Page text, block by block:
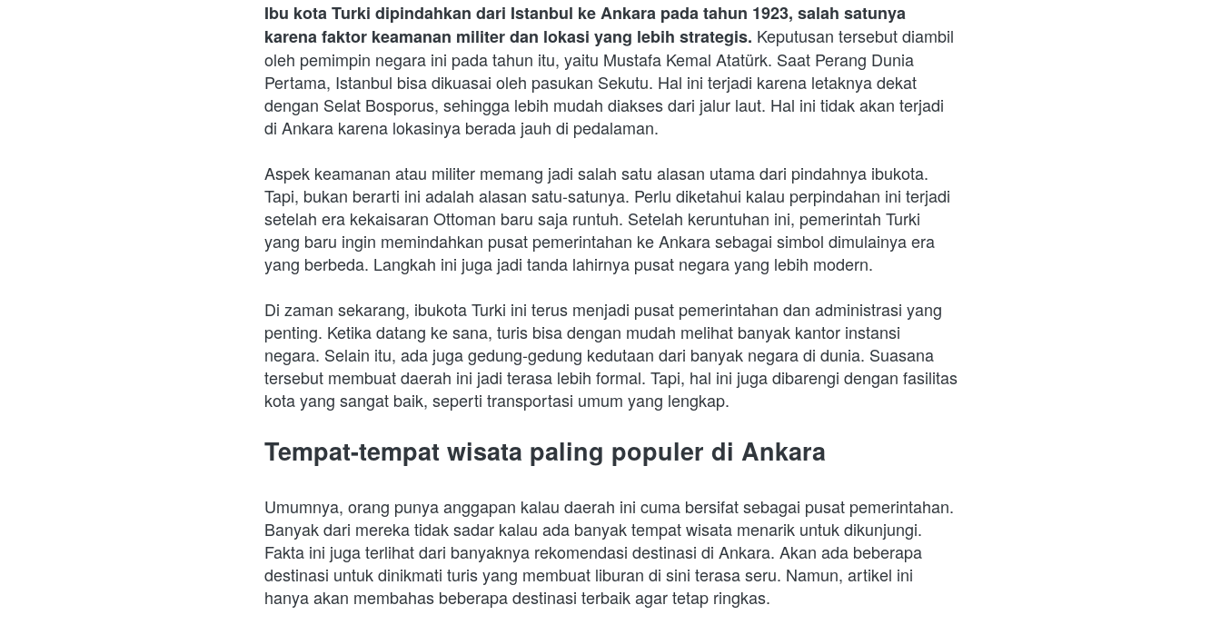
Ibu kota Turki dipindahkan dari Istanbul ke Ankara pada tahun 1923, salah satunya
karena faktor keamanan militer dan lokasi yang lebih strategis. Keputusan tersebut diambil
oleh pemimpin negara ini pada tahun itu, yaitu Mustafa Kemal Atatürk. Saat Perang Dunia
Pertama, Istanbul bisa dikuasai oleh pasukan Sekutu. Hal ini terjadi karena letaknya dekat
dengan Selat Bosporus, sehingga lebih mudah diakses dari jalur laut. Hal ini tidak akan terjadi
di Ankara karena lokasinya berada jauh di pedalaman.
Aspek keamanan atau militer memang jadi salah satu alasan utama dari pindahnya ibukota.
Tapi, bukan berarti ini adalah alasan satu-satunya. Perlu diketahui kalau perpindahan ini terjadi
setelah era kekaisaran Ottoman baru saja runtuh. Setelah keruntuhan ini, pemerintah Turki
yang baru ingin memindahkan pusat pemerintahan ke Ankara sebagai simbol dimulainya era
yang berbeda. Langkah ini juga jadi tanda lahirnya pusat negara yang lebih modern.
Di zaman sekarang, ibukota Turki ini terus menjadi pusat pemerintahan dan administrasi yang
penting. Ketika datang ke sana, turis bisa dengan mudah melihat banyak kantor instansi
negara. Selain itu, ada juga gedung-gedung kedutaan dari banyak negara di dunia. Suasana
tersebut membuat daerah ini jadi terasa lebih formal. Tapi, hal ini juga dibarengi dengan fasilitas
kota yang sangat baik, seperti transportasi umum yang lengkap.
Tempat-tempat wisata paling populer di Ankara
Umumnya, orang punya anggapan kalau daerah ini cuma bersifat sebagai pusat pemerintahan.
Banyak dari mereka tidak sadar kalau ada banyak tempat wisata menarik untuk dikunjungi.
Fakta ini juga terlihat dari banyaknya rekomendasi destinasi di Ankara. Akan ada beberapa
destinasi untuk dinikmati turis yang membuat liburan di sini terasa seru. Namun, artikel ini
hanya akan membahas beberapa destinasi terbaik agar tetap ringkas.